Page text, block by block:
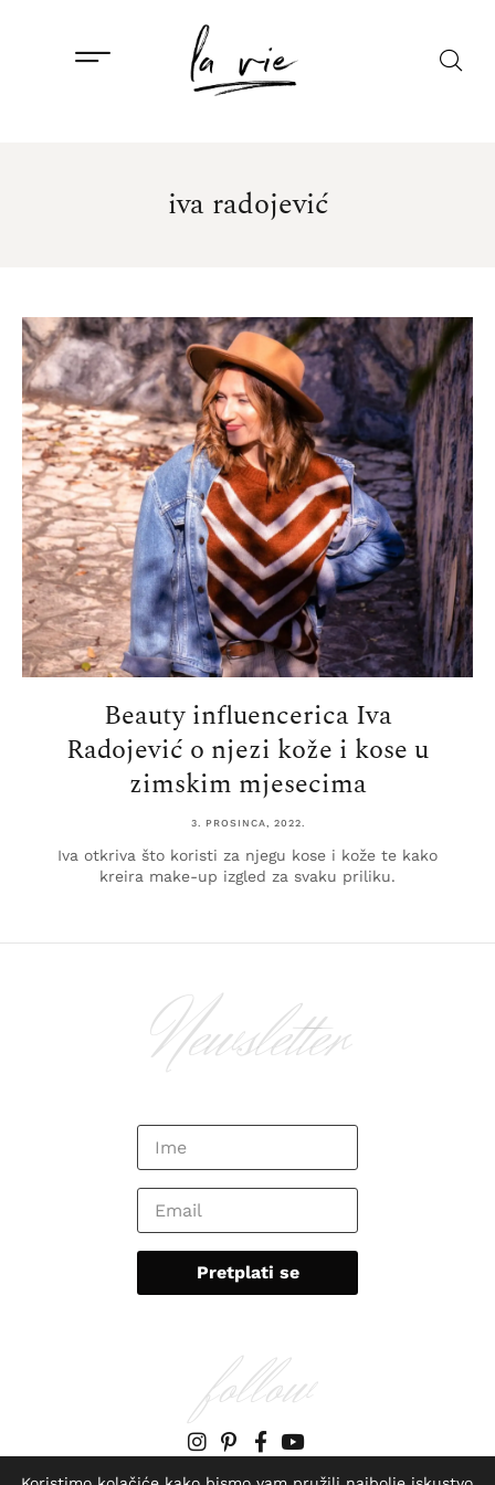
iva radojević
Beauty influencerica Iva
Radojević o njezi kože i kose u
zimskim mjesecima
3. PROSINCA, 2022.
Iva otkriva što koristi za njegu kose i kože te kako
kreira make-up izgled za svaku priliku.
Newsletter
follow
O meni KontaktImpressum